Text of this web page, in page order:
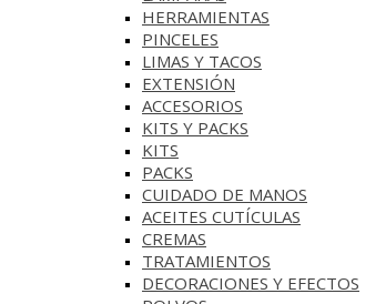
HERRAMIENTAS
PINCELES
LIMAS Y TACOS
EXTENSIÓN
ACCESORIOS
KITS Y PACKS
KITS
PACKS
CUIDADO DE MANOS
ACEITES CUTÍCULAS
CREMAS
TRATAMIENTOS
DECORACIONES Y EFECTOS